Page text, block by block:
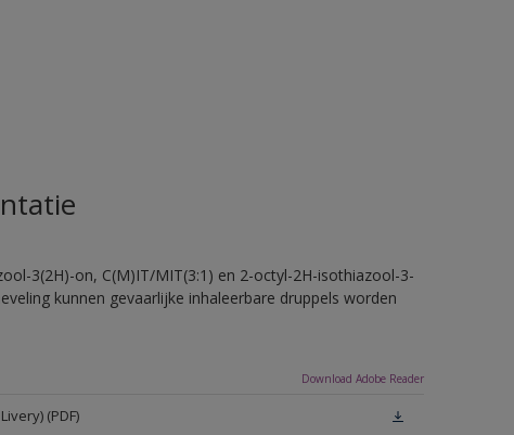
3(2H)-on, C(M)IT/MIT(3:1) en 2-octyl-2H-isothiazool-3-
kunnen gevaarlijke inhaleerbare druppels worden
Download Adobe Reader
(PDF)